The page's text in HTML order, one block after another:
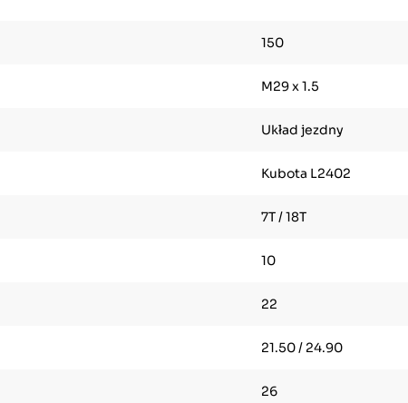
150
M29 x 1.5
Układ jezdny
Kubota L2402
7T / 18T
10
22
21.50 / 24.90
26